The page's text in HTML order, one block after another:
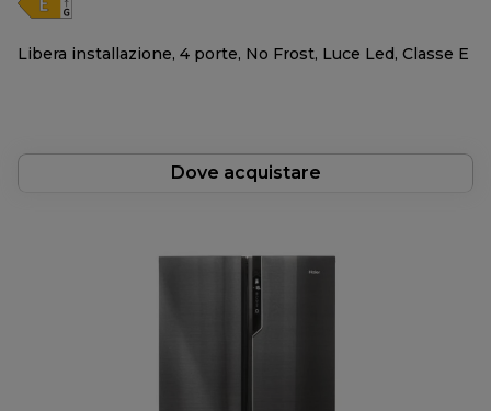
Libera installazione, 4 porte, No Frost, Luce Led, Classe E
Dove acquistare